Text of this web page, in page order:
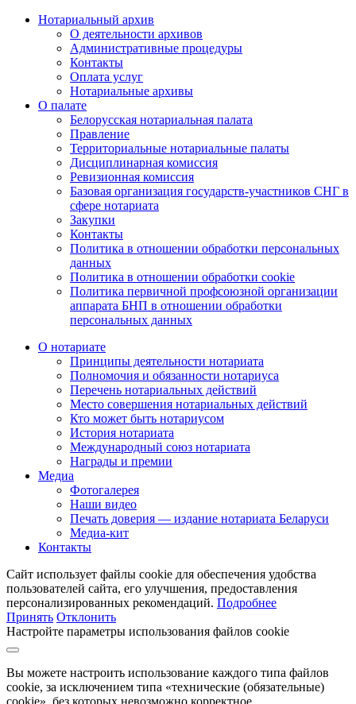
Нотариальный архив
О деятельности архивов
Административные процедуры
Контакты
Оплата услуг
Нотариальные архивы
О палате
Белорусская нотариальная палата
Правление
Территориальные нотариальные палаты
Дисциплинарная комиссия
Ревизионная комиссия
Базовая организация государств-участников СНГ в
сфере нотариата
Закупки
Контакты
Политика в отношении обработки персональных
данных
Политика в отношении обработки cookie
Политика первичной профсоюзной организации
аппарата БНП в отношении обработки
персональных данных
О нотариате
Принципы деятельности нотариата
Полномочия и обязанности нотариуса
Перечень нотариальных действий
Место совершения нотариальных действий
Кто может быть нотариусом
История нотариата
Международный союз нотариата
Награды и премии
Медиа
Фотогалерея
Наши видео
Печать доверия — издание нотариата Беларуси
Медиа-кит
Контакты
Сайт использует файлы cookie для обеспечения удобства
пользователей сайта, его улучшения, предоставления
персонализированных рекомендаций. Подробнее
Принять Отклонить
Настройте параметры использования файлов cookie
Вы можете настроить использование каждого типа файлов
cookie, за исключением типа «технические (обязательные)
cookie», без которых невозможно корректное